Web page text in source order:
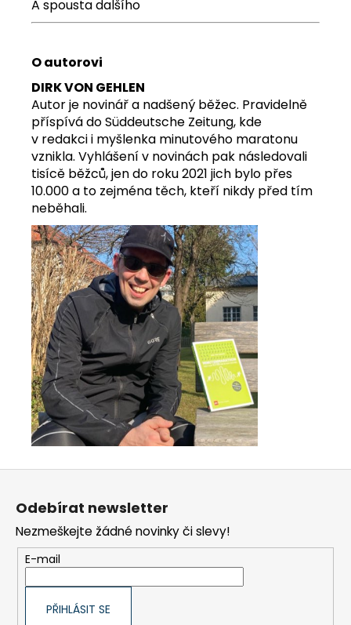
A spousta dalšího
O autorovi
DIRK VON GEHLEN
Autor je novinář a nadšený běžec. Pravidelně
příspívá do Süddeutsche Zeitung, kde
v redakci i myšlenka minutového maratonu
vznikla. Vyhlášení v novinách pak následovali
tisícě běžců, jen do roku 2021 jich bylo přes
10.000 a to zejména těch, kteří nikdy před tím
neběhali.
Z
Odebírat newsletter
Nezmeškejte žádné novinky či slevy!
E-mail
PŘIHLÁSIT SE